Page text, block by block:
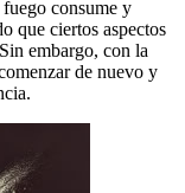
consume y
que ciertos aspectos
embargo, con la
de nuevo y